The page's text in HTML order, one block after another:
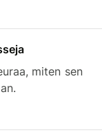
miten sen